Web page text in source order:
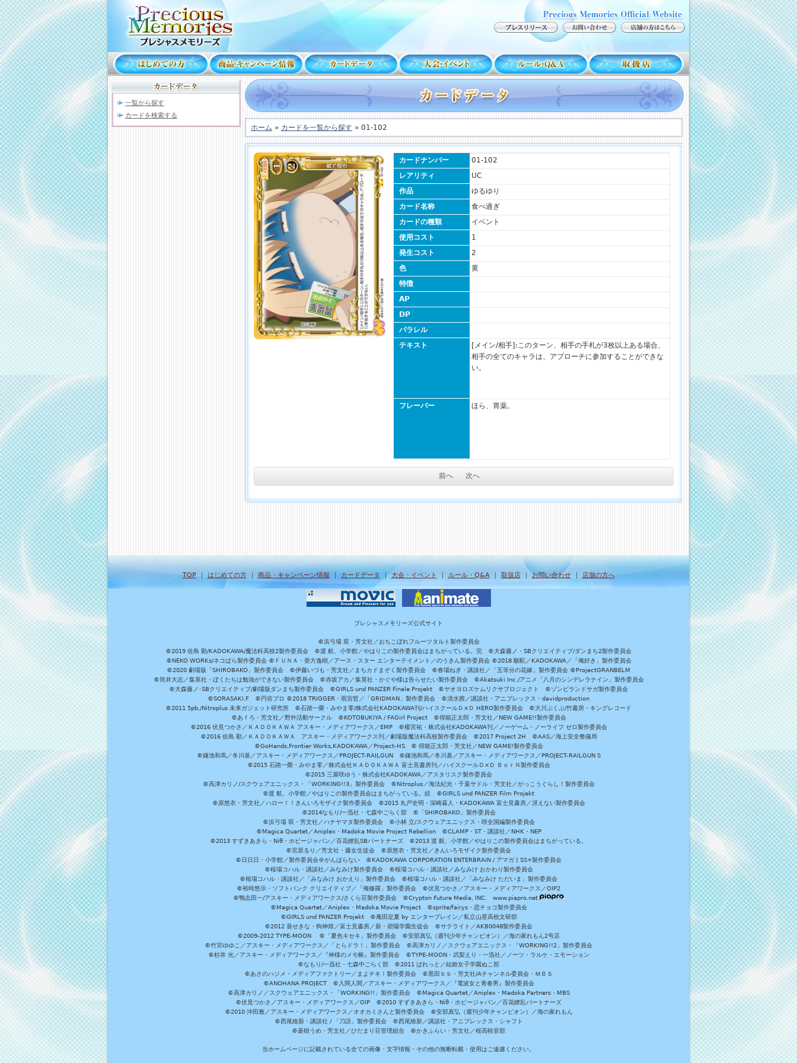
一覧から探す
カードを検索する
ホーム » カードを一覧から探す » 01-102
カードナンバー
01-102
レアリティ
UC
作品
ゆるゆり
カード名称
食べ過ぎ
カードの種類
イベント
使用コスト
1
発生コスト
2
色
黄
特徴
AP
DP
パラレル
テキスト
[メイン/相手]:このターン、相手の手札が3枚以上ある場合、
相手の全てのキャラは、アプローチに参加することができな
い。
フレーバー ほら、胃薬。
前へ 次へ
TOP｜ はじめての方｜ 商品・キャンペーン情報 ｜ カードデータ ｜大会・イベント ｜ ルール・Q&A｜ 取扱店｜お問い合わせ｜ 店舗の方へ
プレシャスメモリーズ公式サイト
©浜弓場 双・芳文社／おちこぼれフルーツタルト製作委員会
©2019 佐島 勤/KADOKAWA/魔法科高校2製作委員会 ©渡 航、小学館／やはりこの製作委員会はまちがっている。完 ©大森藤ノ・SBクリエイティブ/ダンまち2製作委員会
©NEKO WORKs/ネコぱら製作委員会 ©ＦＵＮＡ・亜方逸樹／アース・スター エンターテイメント／のうきん製作委員会 ©2018 駱駝／KADOKAWA／「俺好き」製作委員会
©2020 劇場版「SHIROBAKO」製作委員会 ©伊藤いづも・芳文社／まちカドまぞく製作委員会 ©春場ねぎ・講談社／「五等分の花嫁」製作委員会 ©ProjectGRANBELM
©筒井大志／集英社・ぼくたちは勉強ができない製作委員会 ©赤坂アカ／集英社・かぐや様は告らせたい製作委員会 ©Akatsuki Inc./アニメ「八月のシンデレラナイン」製作委員会
©大森藤ノ･SBクリエイティブ/劇場版ダンまち製作委員会 ©GIRLS und PANZER Finale Projekt ©ヤオヨロズケムリクサプロジェクト ©ゾンビランドサガ製作委員会
©SORASAKI.F ©円谷プロ ©2018 TRIGGER・雨宮哲／「GRIDMAN」製作委員会 ©清水茜／講談社・アニプレックス・davidproduction
©2011 5pb./Nitroplus 未来ガジェット研究所 ©石踏一榮・みやま零/株式会社KADOKAWA刊/ハイスクールＤ×Ｄ HERO製作委員会 ©大川ぶくぶ/竹書房・キングレコード
©あｆろ・芳文社／野外活動サークル ©KOTOBUKIYA / FAGirl Project ©得能正太郎・芳文社／NEW GAME!!製作委員会
©2016 伏見つかさ／ＫＡＤＯＫＡＷＡ アスキー・メディアワークス／EMP ©榎宮祐・株式会社KADOKAWA刊／ノーゲーム・ノーライフ ゼロ製作委員会
©2016 佐島 勤／ＫＡＤＯＫＡＷＡ アスキー・メディアワークス刊／劇場版魔法科高校製作委員会 ©2017 Project 2H ©AAS／海上安全整備局
©GoHands,Frontier Works,KADOKAWA／Project-HS © 得能正太郎・芳文社／NEW GAME!製作委員会
©鎌池和馬／冬川基／アスキー・メディアワークス／PROJECT-RAILGUN ©鎌池和馬／冬川基／アスキー・メディアワークス／PROJECT-RAILGUN S
©2015 石踏一榮・みやま零／株式会社ＫＡＤＯＫＡＷＡ 富士見書房刊／ハイスクールＤ×Ｄ ＢｏｒＮ製作委員会
©2015 三屋咲ゆう・株式会社KADOKAWA／アスタリスク製作委員会
©高津カリノ/スクウェアエニックス・「WORKING!!3」製作委員会 ©Nitroplus／海法紀光・千葉サドル・芳文社／がっこうぐらし！製作委員会
©渡 航、小学館／やはりこの製作委員会はまちがっている。続 ©GIRLS und PANZER Film Projekt
©原悠衣・芳文社／ハロー！！きんいろモザイク製作委員会 ©2015 丸戸史明・深崎暮人・KADOKAWA 富士見書房／冴えない製作委員会
©2014なもり/一迅社・七森中ごらく部 ©「SHIROBAKO」製作委員会
©浜弓場 双・芳文社／ハナヤマタ製作委員会 ©小林 立/スクウェアエニックス・咲全国編製作委員会
©Magica Quartet／Aniplex・Madoka Movie Project Rebellion ©CLAMP・ST・講談社／NHK・NEP
©2013 すずきあきら・Niθ・ホビージャパン／百花繚乱SBパートナーズ ©2013 渡 航、小学館／やはりこの製作委員会はまちがっている。
©宮原るり／芳文社・藤女生徒会 ©原悠衣・芳文社／きんいろモザイク製作委員会
©日日日・小学館／製作委員会＠がんばらない ©KADOKAWA CORPORATION ENTERBRAIN / アマガミSS+製作委員会
©桜場コハル・講談社／みなみけ製作委員会 ©桜場コハル・講談社／みなみけ おかわり製作委員会
©桜場コハル・講談社／「みなみけ おかえり」製作委員会 ©桜場コハル・講談社／「みなみけ ただいま」製作委員会
©裕時悠示・ソフトバンク クリエイティブ／「俺修羅」製作委員会 ©伏見つかさ／アスキー・メディアワークス／OIP2
©鴨志田一/アスキー・メディアワークス/さくら荘製作委員会 ©Crypton Future Media, INC. www.piapro.net
©Magica Quartet／Aniplex・Madoka Movie Project ©sprite/fairys・恋チョコ製作委員会
©GIRLS und PANZER Projekt ©庵田定夏 by エンターブレイン／私立山星高校文研部
©2012 葵せきな・狗神煌／富士見書房／新・碧陽学園生徒会 ©サテライト／AKB0048製作委員会
©2009-2012 TYPE-MOON ©「夏色キセキ」製作委員会 ©安部真弘（週刊少年チャンピオン）／海の家れもん2号店
©竹宮ゆゆこ／アスキー・メディアワークス／「とらドラ！」製作委員会 ©高津カリノ／スクウェアエニックス・「WORKING!!2」製作委員会
©杉井 光／アスキー・メディアワークス／『神様のメモ帳』製作委員会 ©TYPE-MOON・武梨えり・一迅社／ノーツ・ラルケ・エモーション
©なもり/一迅社・七森中ごらく部 ©2011 ぱれっと／結姫女子学園ぬこ部
©あさのハジメ・メディアファクトリー／まよチキ！製作委員会 ©黒田ｂｂ・芳文社/Aチャンネル委員会・ＭＢＳ
©ANOHANA PROJECT ©入間人間／アスキー・メディアワークス／『電波女と青春男』製作委員会
©高津カリノ／スクウェアエニックス・「WORKING!!」製作委員会 ©Magica Quartet／Aniplex・Madoka Partners・MBS
©伏見つかさ／アスキー・メディアワークス／OIP ©2010 すずきあきら・Niθ・ホビージャパン／百花繚乱パートナーズ
©2010 沖田雅／アスキー・メディアワークス／オオカミさんと製作委員会 ©安部真弘（週刊少年チャンピオン）／海の家れもん
©西尾維新・講談社 / 「刀語」製作委員会 ©西尾維新／講談社・アニプレックス・シャフト
©蒼樹うめ・芳文社／ひだまり荘管理組合 ©かきふらい・芳文社／桜高軽音部
当ホームページに記載されている全ての画像・文字情報・その他の無断転載・使用はご遠慮ください。